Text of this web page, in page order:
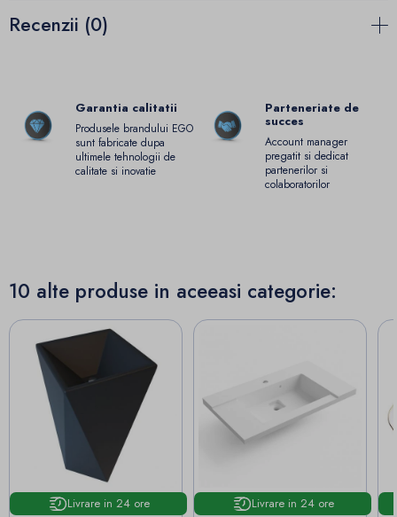
Recenzii (0)
Garantia calitatii
Produsele brandului EGO
sunt fabricate dupa
ultimele tehnologii de
calitate si inovatie
Parteneriate de
succes
Account manager
pregatit si dedicat
partenerilor si
colaboratorilor
10 alte produse in aceeasi categorie:
Livrare in 24 ore Livrare in 24 ore